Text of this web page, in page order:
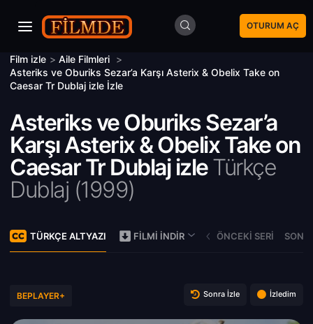
OTURUM AÇ
Film izle > Aile Filmleri >
Asteriks ve Oburiks Sezar’a Karşı Asterix & Obelix Take on
Caesar Tr Dublaj izle İzle
Asteriks ve Oburiks Sezar’a
Karşı Asterix & Obelix Take on
Caesar Tr Dublaj izleTürkçe
Dublaj (1999)
TÜRKÇE ALTYAZI FILMI İNDIR ÖNCEKI SERI
BEPLAYER+ Sonra İzle İzledim